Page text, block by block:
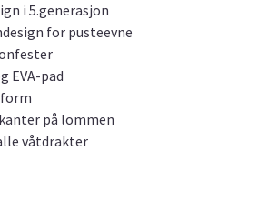
i 5.generasjon
for pusteevne
EVA-pad
på lommen
våtdrakter